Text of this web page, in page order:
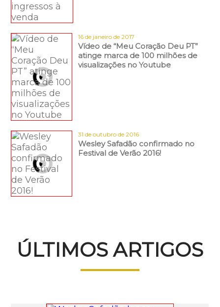
16 de janeiro de 2017
Vídeo de “Meu Coração Deu PT”
atinge marca de 100 milhões de
visualizações no Youtube
31 de outubro de 2016
Wesley Safadão confirmado no
Festival de Verão 2016!
ÚLTIMOS ARTIGOS